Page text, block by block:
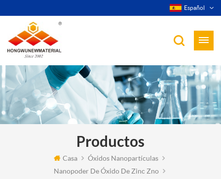
Español
Productos
Casa
Óxidos Nanopartículas
Nanopoder De Óxido De Zinc Zno